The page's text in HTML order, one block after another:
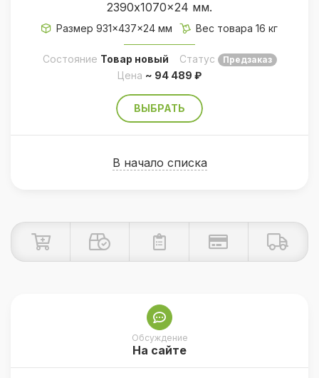
2390x1070x24 мм.
Размер 931×437×24 мм Вес товара 16 кг
Состояние Товар новый Статус Предзаказ
Цена ~ 94 489 ₽
ВЫБРАТЬ
В начало списка
Обсуждение
На сайте